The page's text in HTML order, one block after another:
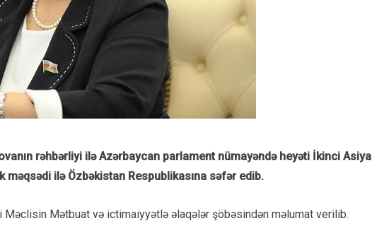
rəhbərliyi ilə Azərbaycan parlament nümayəndə heyəti İkinci Asiya
məqsədi ilə Özbəkistan Respublikasına səfər edib.
Məclisin Mətbuat və ictimaiyyətlə əlaqələr şöbəsindən məlumat verilib.